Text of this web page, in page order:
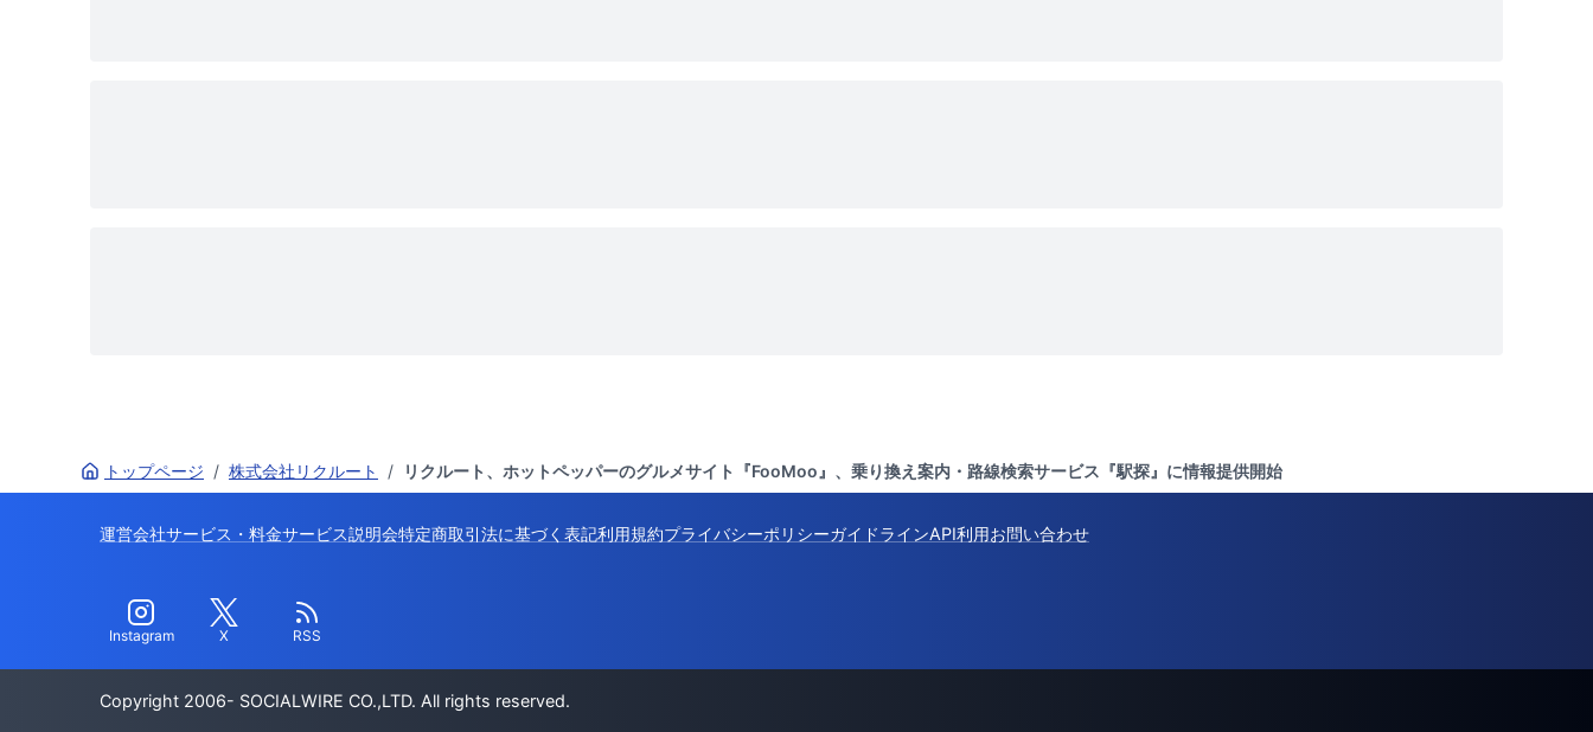
トップページ / 株式会社リクルート / リクルート、ホットペッパーのグルメサイト『FooMoo』、乗り換え案内・路線検索サービス『駅探』に情報提供開始
運営会社サービス・料金サービス説明会特定商取引法に基づく表記利用規約プライバシーポリシーガイドラインAPI利用お問い合わせ
Instagram X RSS
Copyright 2006- SOCIALWIRE CO.,LTD. All rights reserved.